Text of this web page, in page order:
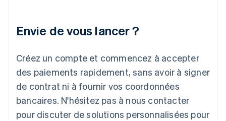
Envie de vous lancer ?
Créez un compte et commencez à accepter
des paiements rapidement, sans avoir à signer
de contrat ni à fournir vos coordonnées
bancaires. N'hésitez pas à nous contacter
pour discuter de solutions personnalisées pour
日本語 English
English
Liechtenstein
Deutsch English
Lituanie
English
Luxembourg
FrançaisDeutschEnglish